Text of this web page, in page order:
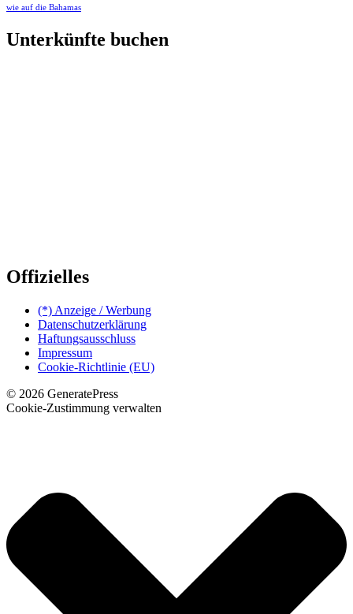
wie auf die Bahamas
Unterkünfte buchen
Offizielles
(*) Anzeige / Werbung
Datenschutzerklärung
Haftungsausschluss
Impressum
Cookie-Richtlinie (EU)
© 2026 GeneratePress
Cookie-Zustimmung verwalten